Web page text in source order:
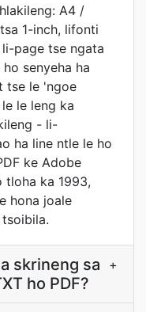
A4 /
1-inch, lifonti
page tse ngata
ho senyeha ha
tse le 'ngoe
le leng ka
- li-
ha line ntle le ho
ke Adobe
tloha ka 1993,
hona joale
skrineng sa
ho PDF?
+